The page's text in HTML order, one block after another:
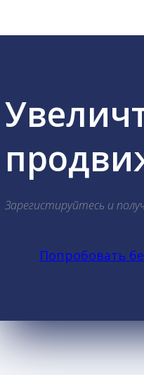
Зарегистируйтесь и
Попробовать